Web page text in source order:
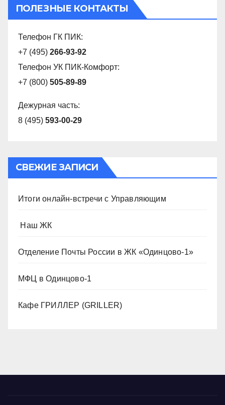
ПОЛЕЗНЫЕ КОНТАКТЫ
Телефон ГК ПИК:
+7 (495) 266-93-92
Телефон УК ПИК-Комфорт:
+7 (800) 505-89-89
Дежурная часть:
8 (495) 593-00-29
СВЕЖИЕ ЗАПИСИ
Итоги онлайн-встречи с Управляющим
️ Наш ЖК
Отделение Почты России в ЖК «Одинцово-1»
МФЦ в Одинцово-1
Кафе ГРИЛЛЕР (GRILLER)